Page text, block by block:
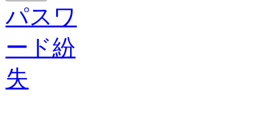
パスワ
ード紛
失